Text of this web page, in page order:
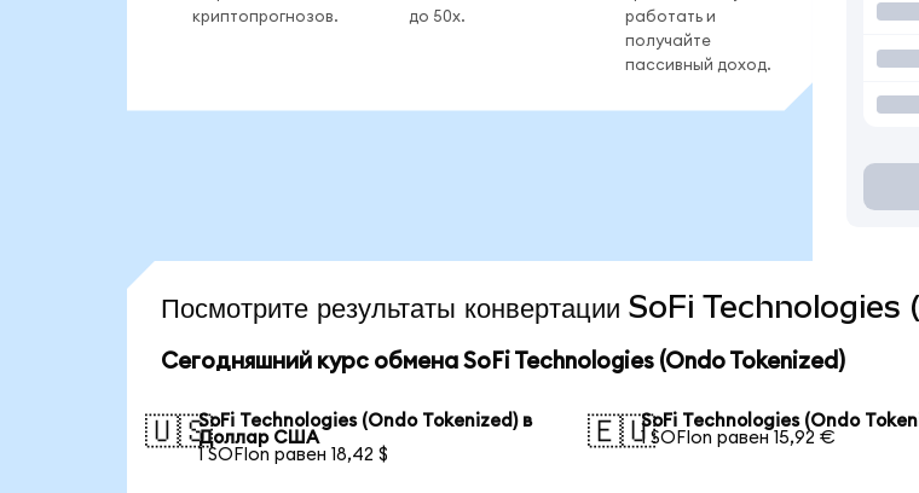
криптопрогнозов.
до 50x.
работать и
получайте
пассивный доход.
Посмотрите результаты конвертации SoFi
Сегодняшний курс обмена SoFi Technologies (Ondo Tokenized)
🇺🇸SoFi Technologies (Ondo Tokenized) в
Доллар США
1 SOFIon равен 18,42 $
🇪🇺SoFi Technologies (Ondo
1 SOFIon равен 15,92 €